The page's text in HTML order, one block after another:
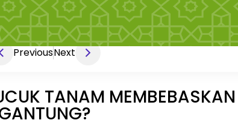
PreviousNext
TANAM